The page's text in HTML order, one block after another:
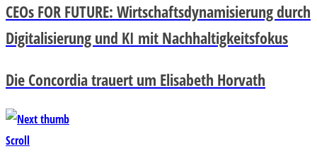
CEOs FOR FUTURE: Wirtschaftsdynamisierung durch
Digitalisierung und KI mit Nachhaltigkeitsfokus
Die Concordia trauert um Elisabeth Horvath
Scroll